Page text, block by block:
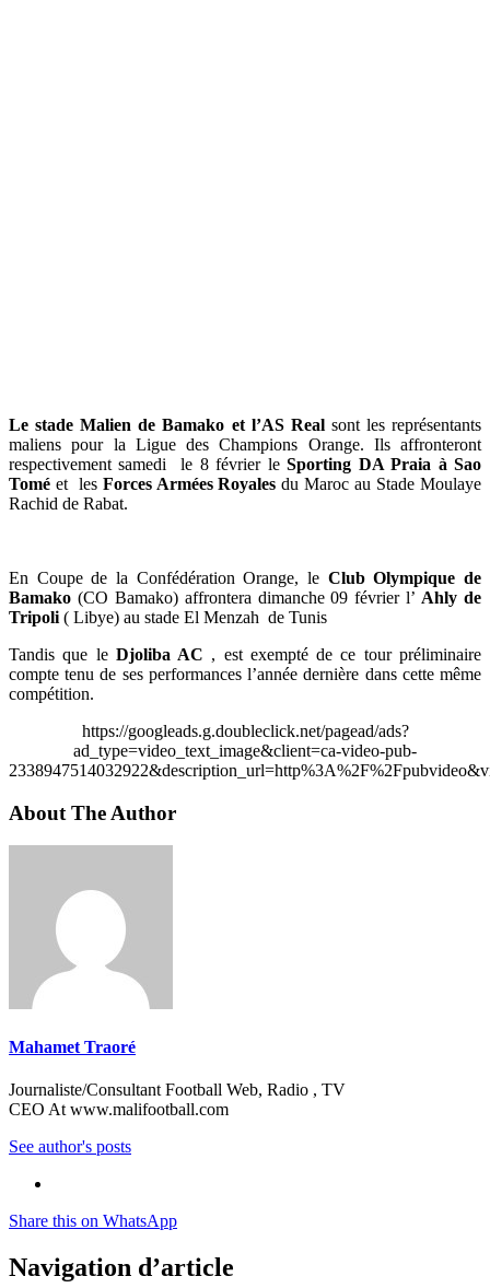
Le stade Malien de Bamako et l’AS Realsont les représentants
maliens pour la Ligue des Champions Orange. Ils affronteront
respectivement samedi le 8 février leSporting DA Praia à Sao
Tomé et les Forces Armées Royales du Maroc au Stade Moulaye
Rachid de Rabat.
En Coupe de la Confédération Orange, le Club Olympique de
Bamako (CO Bamako) affrontera dimanche 09 février l’ Ahly de
Tripoli ( Libye) au stade El Menzah de Tunis
Tandis que le Djoliba AC , est exempté de ce tour préliminaire
compte tenu de ses performances l’année dernière dans cette même
compétition.
https://googleads.g.doubleclick.net/pagead/ads?
ad_type=video_text_image&client=ca-video-pub-
About The Author
Mahamet Traoré
Journaliste/Consultant Football Web, Radio , TV
CEO At www.malifootball.com
See author's posts
Share this on WhatsApp
Navigation d’article